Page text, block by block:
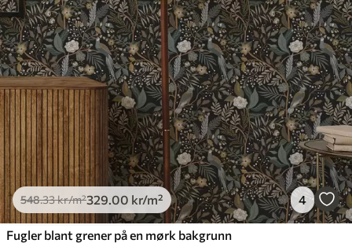
548.33kr/m²329.00 kr/m² 4
Fugler blant grener på en mørk bakgrunn